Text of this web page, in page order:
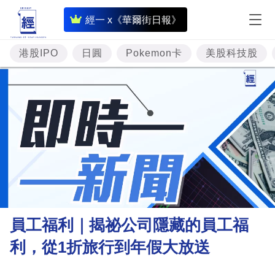
經一 x《華爾街日報》
即
時
財
經
專
題
投
資
樓
市
商
港股IPO 日圓 Pokemon卡 美股科技股
員工福利｜揭祕公司隱藏的員工福
利，從1折旅行到年假大放送